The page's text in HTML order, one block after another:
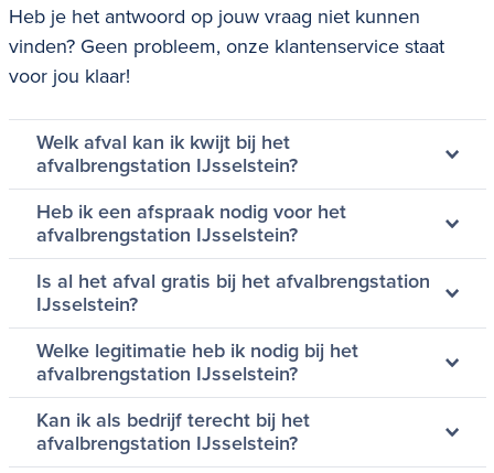
Heb je het antwoord op jouw vraag niet kunnen
vinden? Geen probleem, onze klantenservice staat
voor jou klaar!
Welk afval kan ik kwijt bij het
afvalbrengstation IJsselstein?
Heb ik een afspraak nodig voor het
afvalbrengstation IJsselstein?
Is al het afval gratis bij het afvalbrengstation
IJsselstein?
Welke legitimatie heb ik nodig bij het
afvalbrengstation IJsselstein?
Kan ik als bedrijf terecht bij het
afvalbrengstation IJsselstein?